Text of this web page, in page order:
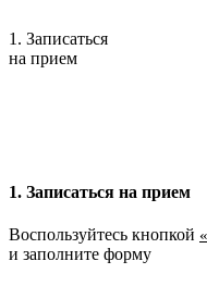
1. Записаться
на прием
1. Записаться на прием
Воспользуйтесь кнопкой
и заполните форму